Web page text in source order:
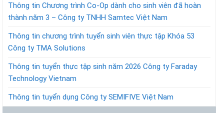
Thông tin Chương trình Co-Op dành cho sinh viên đã hoàn
thành năm 3 – Công ty TNHH Samtec Việt Nam
Thông tin chương trình tuyển sinh viên thực tập Khóa 53
Công ty TMA Solutions
Thông tin tuyển thực tập sinh năm 2026 Công ty Faraday
Technology Vietnam
Thông tin tuyển dụng Công ty SEMIFIVE Việt Nam